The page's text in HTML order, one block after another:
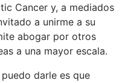
Cancer y, a mediados
a unirme a su
abogar por otros
a una mayor escala.
darle es que